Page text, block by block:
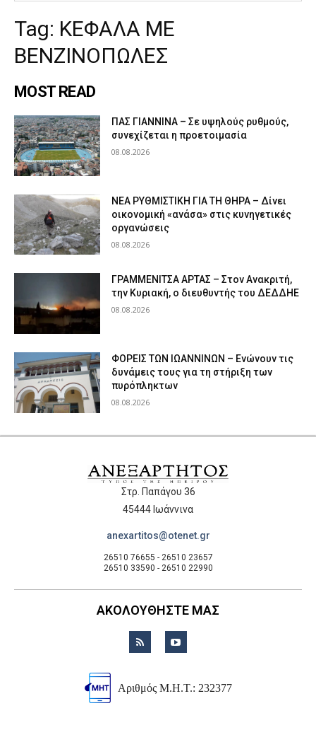
Tag: ΚΕΦΑΛΑ ΜΕ
ΒΕΝΖΙΝΟΠΩΛΕΣ
MOST READ
ΠΑΣ ΓΙΑΝΝΙΝΑ – Σε υψηλούς ρυθμούς,
συνεχίζεται η προετοιμασία
08.08.2026
ΝΕΑ ΡΥΘΜΙΣΤΙΚΗ ΓΙΑ ΤΗ ΘΗΡΑ – Δίνει
οικονομική «ανάσα» στις κυνηγετικές
οργανώσεις
08.08.2026
ΓΡΑΜΜΕΝΙΤΣΑ ΑΡΤΑΣ – Στον Ανακριτή,
την Κυριακή, ο διευθυντής του ΔΕΔΔΗΕ
08.08.2026
ΦΟΡΕΙΣ ΤΩΝ ΙΩΑΝΝΙΝΩΝ – Ενώνουν τις
δυνάμεις τους για τη στήριξη των
πυρόπληκτων
08.08.2026
Στρ. Παπάγου 36
45444 Ιωάννινα
anexartitos@otenet.gr
26510 76655 - 26510 23657
26510 33590 - 26510 22990
ΑΚΟΛΟΥΘΗΣΤΕ ΜΑΣ
Αριθμός Μ.Η.Τ.: 232377